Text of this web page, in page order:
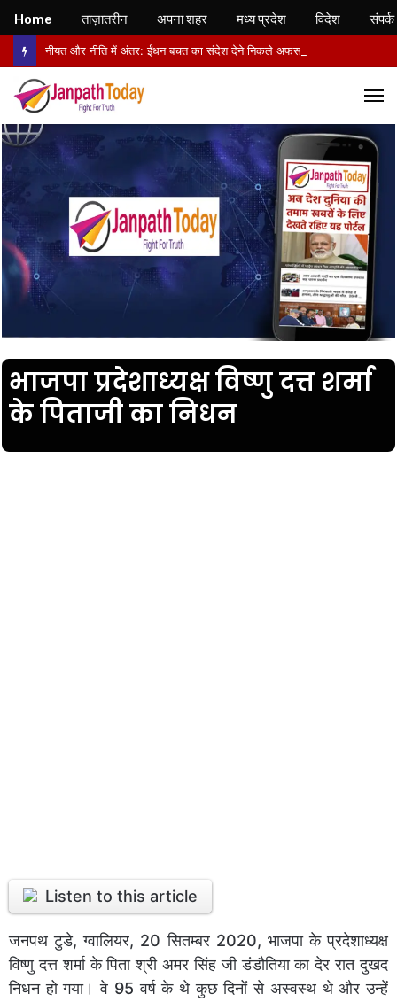
भाजपा प्रदेशाध्यक्ष विष्णु दत्त शर्मा
के पिताजी का निधन
Listen to this article
जनपथ टुडे, ग्वालियर, 20 सितम्बर 2020, भाजपा के प्रदेशाध्यक्ष
विष्णु दत्त शर्मा के पिता श्री अमर सिंह जी डंडौतिया का देर रात दुखद
निधन हो गया। वे 95 वर्ष के थे कुछ दिनों से अस्वस्थ थे और उन्हें
Home ताज़ातरीन अपना शहर मध्य प्रदेश विदेश संपर्क